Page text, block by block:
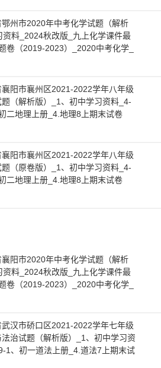
州市2020年中考化学试题（解析
资料_2024秋改版_九上化学课件最
卷（2019-2023）_2020中考化学_
阳市襄州区2021-2022学年八年级
题（解析版）_1、初中学习资料_4-
二地理上册_4.地理8上期末试卷
阳市襄州区2021-2022学年八年级
题（原卷版）_1、初中学习资料_4-
二地理上册_4.地理8上期末试卷
阳市2020年中考化学试题（解析
资料_2024秋改版_九上化学课件最
卷（2019-2023）_2020中考化学_
汉市硚口区2021-2022学年七年级
法治试题（解析版）_1、初中学习资
1、初一道法上册_4.道法7上期末试